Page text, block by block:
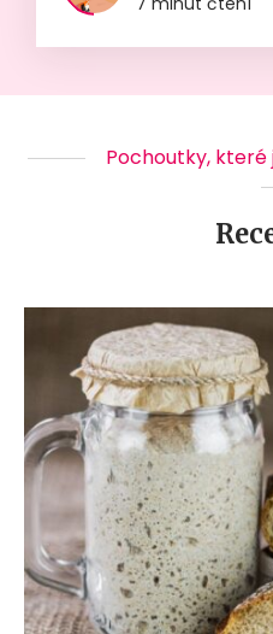
Pochoutky, které